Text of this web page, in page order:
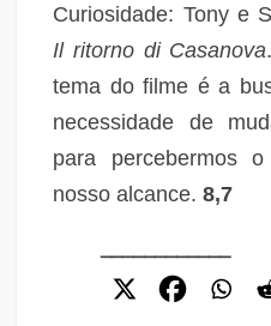
Curiosidade: Tony e
Il ritorno di Casanova
tema do filme é a
necessidade de
para percebermos
nosso alcance.8,7